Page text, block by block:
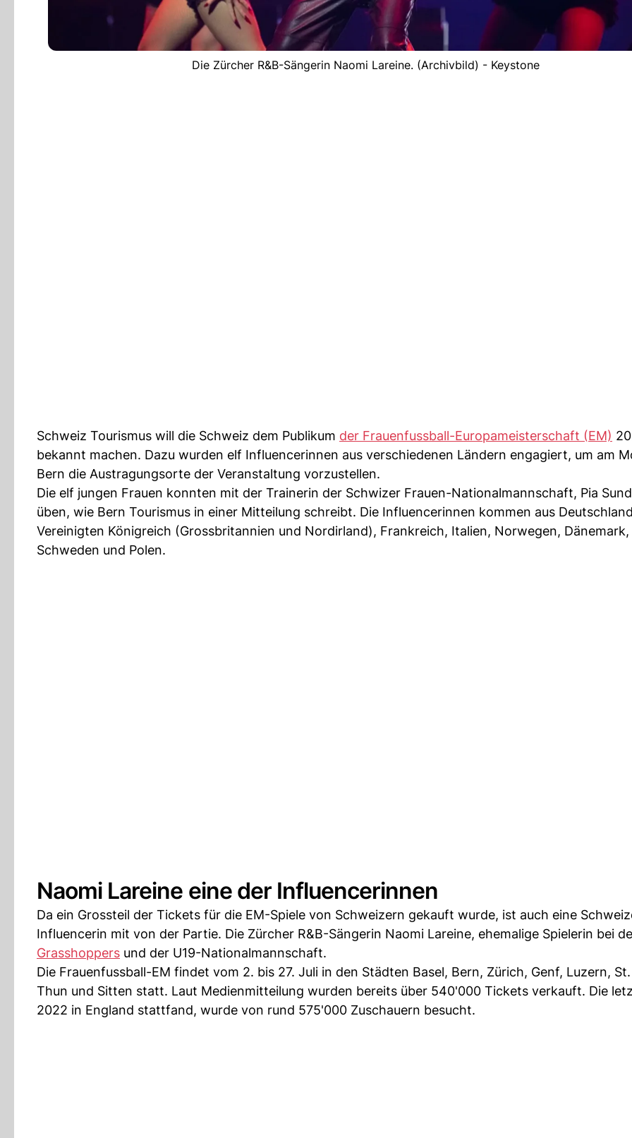
Die Zürcher R&B-Sängerin Naomi Lareine. (Archivbild) - Keystone
Schweiz Tourismus will die Schweiz dem Publikum der Frauenfussball-Europameisterschaft (EM)
bekannt machen. Dazu wurden elf Influencerinnen aus verschiedenen Ländern engagiert, um am
Bern die Austragungsorte der Veranstaltung vorzustellen.
Die elf jungen Frauen konnten mit der Trainerin der Schwizer Frauen-Nationalmannschaft, Pia
üben, wie Bern Tourismus in einer Mitteilung schreibt. Die Influencerinnen kommen aus
Vereinigten Königreich (Grossbritannien und Nordirland), Frankreich, Italien, Norwegen, Dänemark,
Schweden und Polen.
Naomi Lareine eine der Influencerinnen
Da ein Grossteil der Tickets für die EM-Spiele von Schweizern gekauft wurde, ist auch eine
Influencerin mit von der Partie. Die Zürcher R&B-Sängerin Naomi Lareine, ehemalige Spielerin bei
Grasshoppers und der U19-Nationalmannschaft.
Die Frauenfussball-EM findet vom 2. bis 27. Juli in den Städten Basel, Bern, Zürich, Genf, Luzern, St.
Thun und Sitten statt. Laut Medienmitteilung wurden bereits über 540'000 Tickets verkauft. Die
2022 in England stattfand, wurde von rund 575'000 Zuschauern besucht.